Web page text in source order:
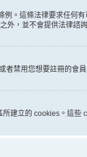
。這條法律要求任何
外，並不會提供法律諮
者禁用您想要註冊的會
所建立的 cookies。這